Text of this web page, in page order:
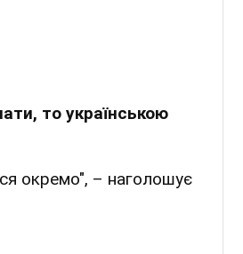
то українською
окремо", – наголошує